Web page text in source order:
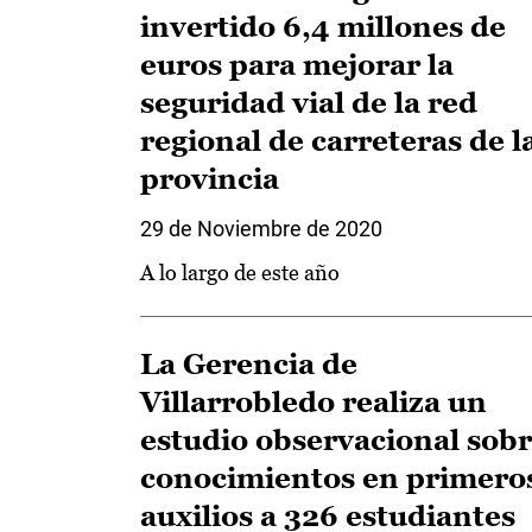
invertido 6,4 millones de
euros para mejorar la
seguridad vial de la red
regional de carreteras de
provincia
29 de Noviembre de 2020
A lo largo de este año
La Gerencia de
Villarrobledo realiza un
estudio observacional
conocimientos en
auxilios a 326 estudiantes